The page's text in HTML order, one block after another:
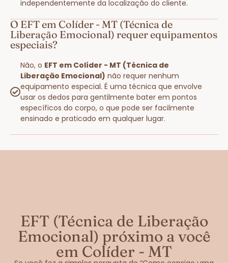
independentemente da localização do cliente.
O EFT em Colíder - MT (Técnica de
Liberação Emocional) requer equipamentos
especiais?
Não, o EFT em Colíder - MT (Técnica de
Liberação Emocional) não requer nenhum
equipamento especial. É uma técnica que envolve
usar os dedos para gentilmente bater em pontos
específicos do corpo, o que pode ser facilmente
ensinado e praticado em qualquer lugar.
EFT (Técnica de Liberação
Emocional) próximo a você
em Colíder - MT